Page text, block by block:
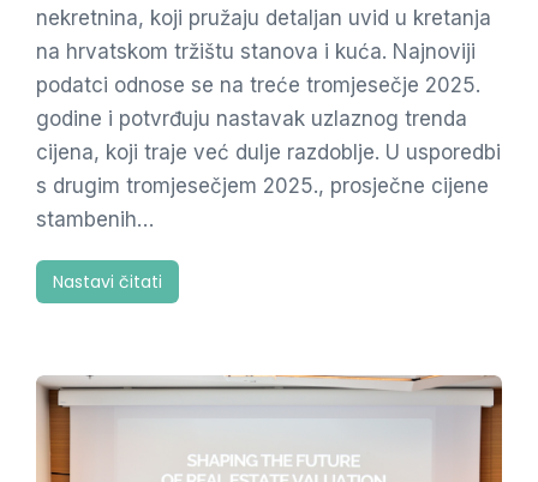
nekretnina, koji pružaju detaljan uvid u kretanja
na hrvatskom tržištu stanova i kuća. Najnoviji
podatci odnose se na treće tromjesečje 2025.
godine i potvrđuju nastavak uzlaznog trenda
cijena, koji traje već dulje razdoblje. U usporedbi
s drugim tromjesečjem 2025., prosječne cijene
stambenih…
Nastavi čitati